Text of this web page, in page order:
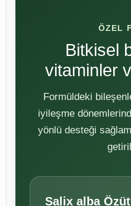
ÖZEL
Bitkisel
vitaminler
Formüldeki
iyileşme
yönlü desteği
Salix alba